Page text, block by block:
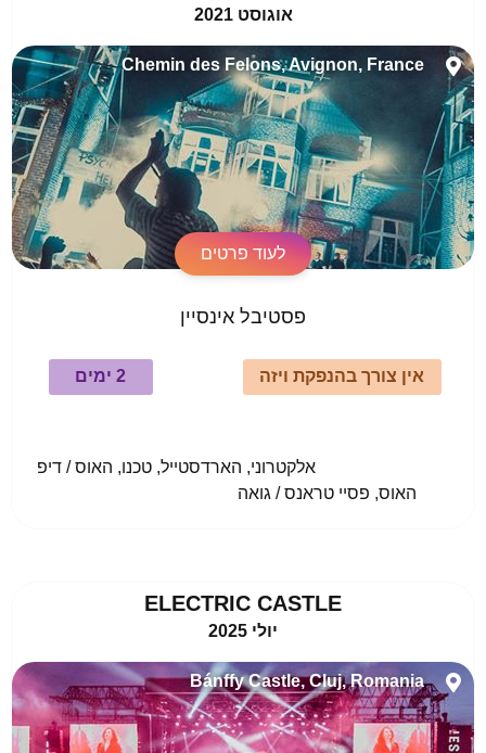
אוגוסט 2021
Chemin des Felons, Avignon, France
לעוד פרטים
פסטיבל אינסיין
אין צורך בהנפקת ויזה 2 ימים
				אלקטרוני, הארדסטייל, טכנו, האוס / דיפ
האוס, פסיי טראנס / גואה
ELECTRIC CASTLE
יולי 2025
Bánffy Castle, Cluj, Romania